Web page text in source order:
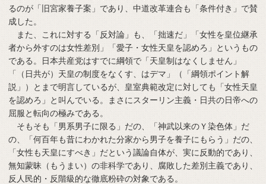
るのが「旧宮家養子案」であり、中道改革連合も「条件付き」で賛
成した。
また、これに対する「反対論」も、「拙速だ」「女性を皇位継承
者から外すのは女性差別」「愛子・女性天皇を認めろ」というもの
である。日本共産党はすでに綱領で「天皇制はなくしません」
「（日共が）天皇の制度をなくす、はデマ」（「綱領ポイント解
説」）とまで明言しているが、皇室典範改定に対しても「女性天皇
を認めろ」と叫んでいる。まさにスターリン主義・日共の日帝への
屈服と転向の極みである。
そもそも「男系男子に限る」だの、「神武以来のＹ染色体」だ
の、「何百年も昔にわかれた分家から男子を養子にもらう」だの、
「女性も天皇にすべき」だという議論自体が、実に反動的であり、
無知蒙昧（もうまい）の非科学であり、腐敗した差別主義であり、
反人民的・反階級的な徹底粉砕の対象である。